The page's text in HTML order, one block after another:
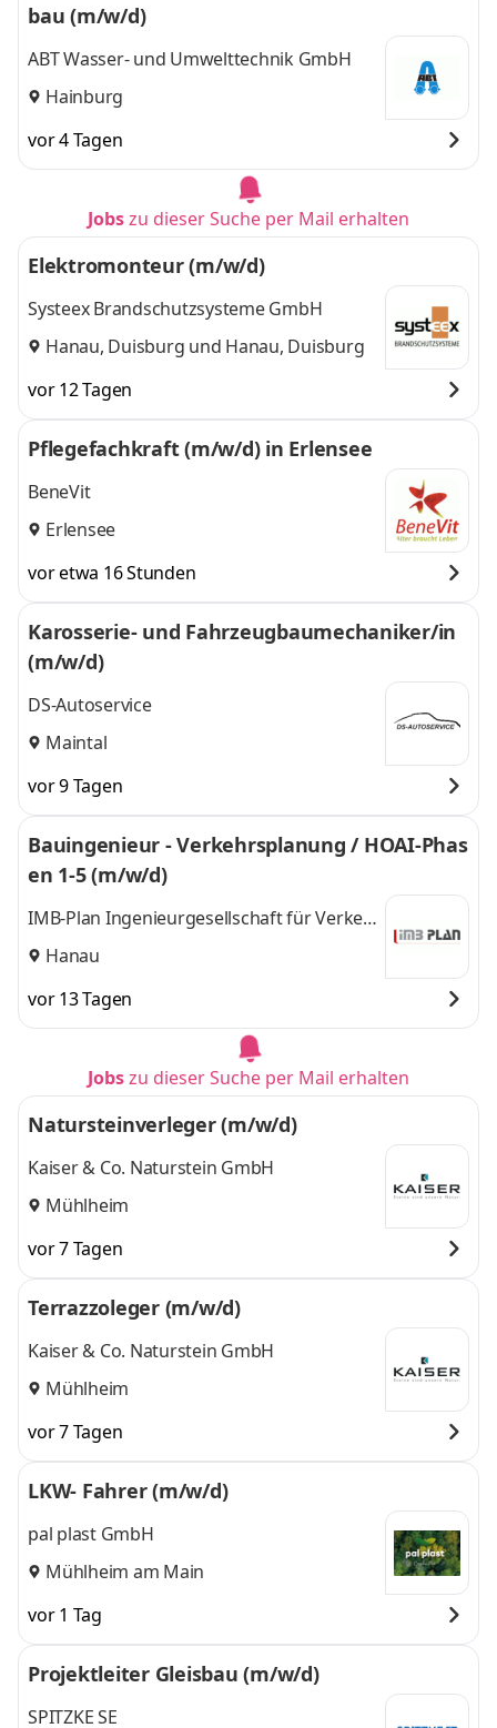
bau (m/w/d)
ABT Wasser- und Umwelttechnik GmbH
Hainburg
vor 4 Tagen
Jobszu dieser Suche per Mail erhalten
Elektromonteur (m/w/d)
Systeex Brandschutzsysteme GmbH
Hanau, Duisburg und Hanau, Duisburg
vor 12 Tagen
Pflegefachkraft (m/w/d) in Erlensee
BeneVit
Erlensee
vor etwa 16 Stunden
Karosserie- und Fahrzeugbaumechaniker/in
(m/w/d)
DS-Autoservice
Maintal
vor 9 Tagen
Bauingenieur - Verkehrsplanung / HOAI-Phas
en 1-5 (m/w/d)
IMB-Plan Ingenieurgesellschaft für Verkehr
und Stadtplanung m.b.H.
Hanau
vor 13 Tagen
Jobszu dieser Suche per Mail erhalten
Natursteinverleger (m/w/d)
Kaiser & Co. Naturstein GmbH
Mühlheim
vor 7 Tagen
Terrazzoleger (m/w/d)
Kaiser & Co. Naturstein GmbH
Mühlheim
vor 7 Tagen
LKW- Fahrer (m/w/d)
pal plast GmbH
Mühlheim am Main
vor 1 Tag
Projektleiter Gleisbau (m/w/d)
SPITZKE SE